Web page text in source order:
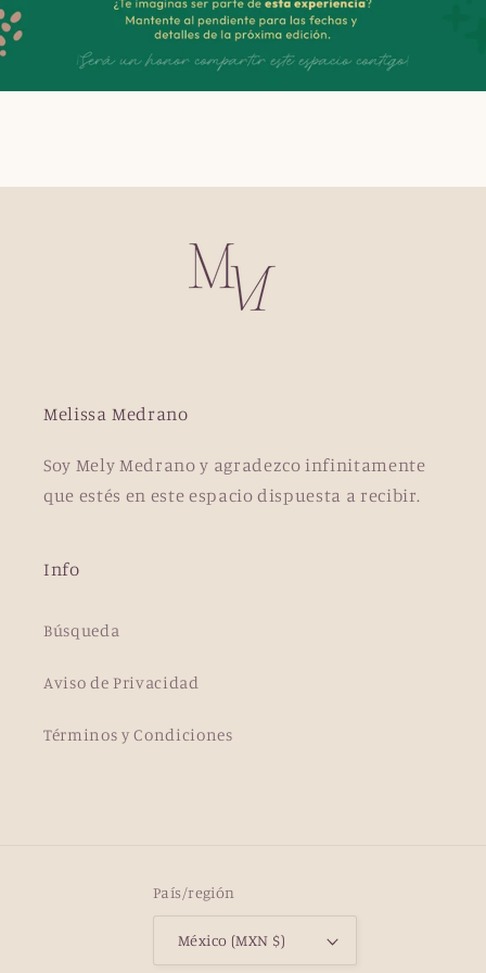
Melissa Medrano
Soy Mely Medrano y agradezco infinitamente
que estés en este espacio dispuesta a recibir.
Info
Búsqueda
Aviso de Privacidad
Términos y Condiciones
País/región
México (MXN $)